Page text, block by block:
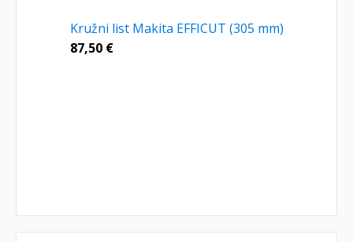
Kružni list Makita EFFICUT (305 mm)
87,50 €